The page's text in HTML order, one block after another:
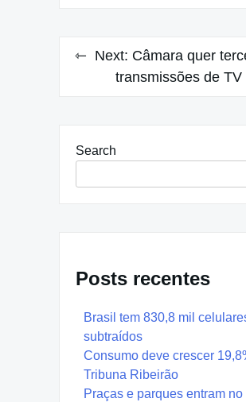
Next: Câmara quer
transmissões de TV
Search
Posts recentes
Brasil tem 830,8 mil
subtraídos
Consumo deve crescer
Tribuna Ribeirão
Praças e parques entram no